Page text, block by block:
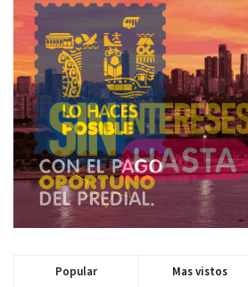
Popular Mas vistos